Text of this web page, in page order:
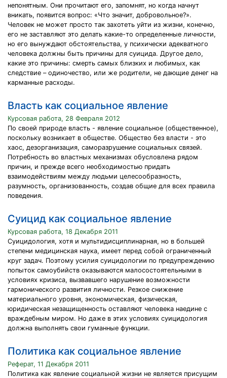
непонятным. Они прочитают его, запомнят, но когда начнут
вникать, появится вопрос: «Что значит, добровольное?».
Человек не может просто так захотеть уйти из жизни, конечно,
его не заставляют это делать какие-то определенные личности,
но его вынуждают обстоятельства, у психически адекватного
человека должны быть причины для суицида. Другое дело,
какие это причины: смерть самых близких и любимых, как
следствие – одиночество, или же родители, не дающие денег на
карманные расходы.
Власть как социальное явление
Курсовая работа, 28 Февраля 2012
По своей природе власть - явление социальное (общественное),
поскольку возникает в обществе. Общество без власти - это
хаос, дезорганизация, саморазрушение социальных связей.
Потребность во властных механизмах обусловлена рядом
причин, и прежде всего необходимостью придать
взаимодействиям между людьми целесообразность,
разумность, организованность, создав общие для всех правила
поведения.
Суицид как социальное явление
Курсовая работа, 18 Декабря 2011
Суицидология, хотя и мультидисциплинарная, но в большей
степени медицинская наука, имеет перед собой ограниченный
круг задач. Поэтому усилия суицидологии по предупреждению
попыток самоубийств оказываются малосостоятельными в
условиях кризиса, вызвавшего нарушение возможности
гармонического развития личности. Резкое снижение
материального уровня, экономическая, физическая,
юридическая незащищенность оставляют человека наедине с
враждебным миром. Но даже в этих условиях суицидология
должна выполнять свои гуманные функции.
Политика как социальное явление
Реферат, 11 Декабря 2011
Политика как явление социальной жизни не является присущим